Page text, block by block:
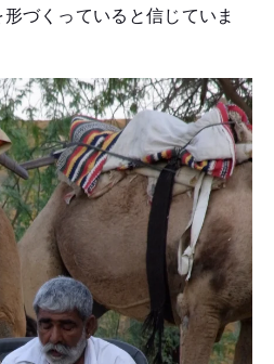
づくっていると信じていま